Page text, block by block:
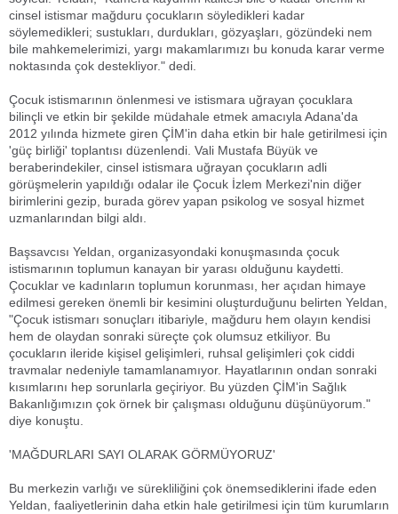
cinsel istismar mağduru çocukların söyledikleri kadar
söylemedikleri; sustukları, durdukları, gözyaşları, gözündeki nem
bile mahkemelerimizi, yargı makamlarımızı bu konuda karar verme
noktasında çok destekliyor." dedi.
Çocuk istismarının önlenmesi ve istismara uğrayan çocuklara
bilinçli ve etkin bir şekilde müdahale etmek amacıyla Adana'da
2012 yılında hizmete giren ÇİM'in daha etkin bir hale getirilmesi için
'güç birliği' toplantısı düzenlendi. Vali Mustafa Büyük ve
beraberindekiler, cinsel istismara uğrayan çocukların adli
görüşmelerin yapıldığı odalar ile Çocuk İzlem Merkezi'nin diğer
birimlerini gezip, burada görev yapan psikolog ve sosyal hizmet
uzmanlarından bilgi aldı.
Başsavcısı Yeldan, organizasyondaki konuşmasında çocuk
istismarının toplumun kanayan bir yarası olduğunu kaydetti.
Çocuklar ve kadınların toplumun korunması, her açıdan himaye
edilmesi gereken önemli bir kesimini oluşturduğunu belirten Yeldan,
"Çocuk istismarı sonuçları itibariyle, mağduru hem olayın kendisi
hem de olaydan sonraki süreçte çok olumsuz etkiliyor. Bu
çocukların ileride kişisel gelişimleri, ruhsal gelişimleri çok ciddi
travmalar nedeniyle tamamlanamıyor. Hayatlarının ondan sonraki
kısımlarını hep sorunlarla geçiriyor. Bu yüzden ÇİM'in Sağlık
Bakanlığımızın çok örnek bir çalışması olduğunu düşünüyorum."
diye konuştu.
'MAĞDURLARI SAYI OLARAK GÖRMÜYORUZ'
Bu merkezin varlığı ve sürekliliğini çok önemsediklerini ifade eden
Yeldan, faaliyetlerinin daha etkin hale getirilmesi için tüm kurumların